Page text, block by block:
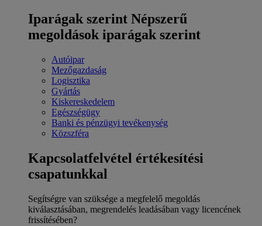
Iparágak szerint Népszerű
megoldások iparágak szerint
Autóipar
Mezőgazdaság
Logisztika
Gyártás
Kiskereskedelem
Egészségügy
Banki és pénzügyi tevékenység
Közszféra
Kapcsolatfelvétel értékesítési
csapatunkkal
Segítségre van szüksége a megfelelő megoldás
kiválasztásában, megrendelés leadásában vagy licencének
frissítésében?